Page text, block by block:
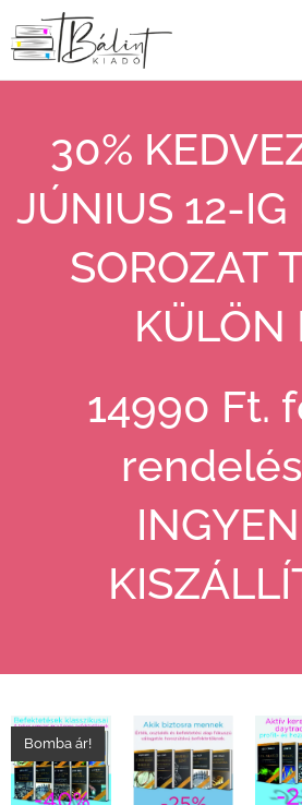
30%
JÚNIUS 12-
SOROZAT
KÜLÖN
14990 Ft.
Bomba ár!